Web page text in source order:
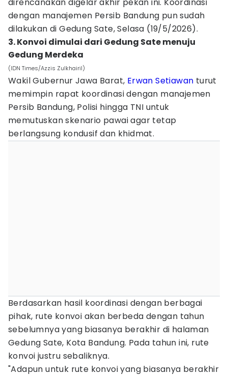
dengan manajemen Persib Bandung pun sudah
dilakukan di Gedung Sate, Selasa (19/5/2026).
3. Konvoi dimulai dari Gedung Sate menuju
Gedung Merdeka
(IDN Times/Azzis Zulkhairil)
Wakil Gubernur Jawa Barat, Erwan Setiawan turut
memimpin rapat koordinasi dengan manajemen
Persib Bandung, Polisi hingga TNI untuk
memutuskan skenario pawai agar tetap
berlangsung kondusif dan khidmat.
Berdasarkan hasil koordinasi dengan berbagai
pihak, rute konvoi akan berbeda dengan tahun
sebelumnya yang biasanya berakhir di halaman
Gedung Sate, Kota Bandung. Pada tahun ini, rute
konvoi justru sebaliknya.
"Adapun untuk rute konvoi yang biasanya berakhir